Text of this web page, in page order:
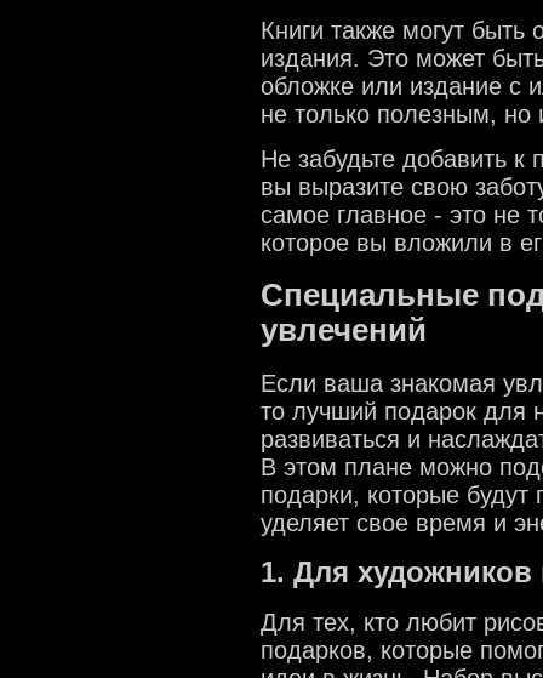
Книги также могут
издания. Это может
обложке или издание с
не только полезным,
Не забудьте добавить к
вы выразите свою
самое главное - это не
которое вы вложили в
Специальные
увлечений
Если ваша знакомая
то лучший подарок для
развиваться и
В этом плане можно
подарки, которые
уделяет свое время и
1. Для художников
Для тех, кто любит
подарков, которые